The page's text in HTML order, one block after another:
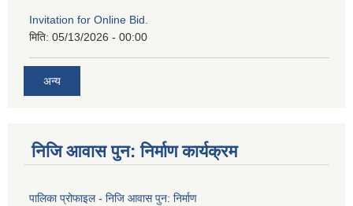
Invitation for Online Bid.
मिति: 05/13/2026 - 00:00
अन्य
निजि आवास पुन: निर्माण कार्यक्रम
पालिका प्रोफाइल - निजि आवास पुन: निर्माण